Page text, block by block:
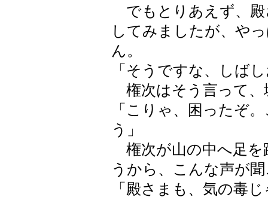
でもとりあえず、殿
してみましたが、や
ん。
「そうですな、しば
権次はそう言って、
「こりゃ、困ったぞ
う」
権次が山の中へ足を
うから、こんな声が
「殿さまも、気の毒